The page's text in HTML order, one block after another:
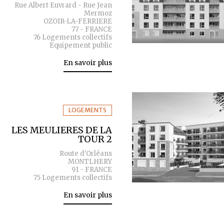
Rue Albert Euvrard - Rue Jean
Mermoz
OZOIR-LA-FERRIERE
77 - FRANCE
76 Logements collectifs
Equipement public
En savoir plus
LOGEMENTS
LES MEULIERES DE LA
TOUR 2
Route d'Orléans
MONTLHERY
91 - FRANCE
75 Logements collectifs
En savoir plus